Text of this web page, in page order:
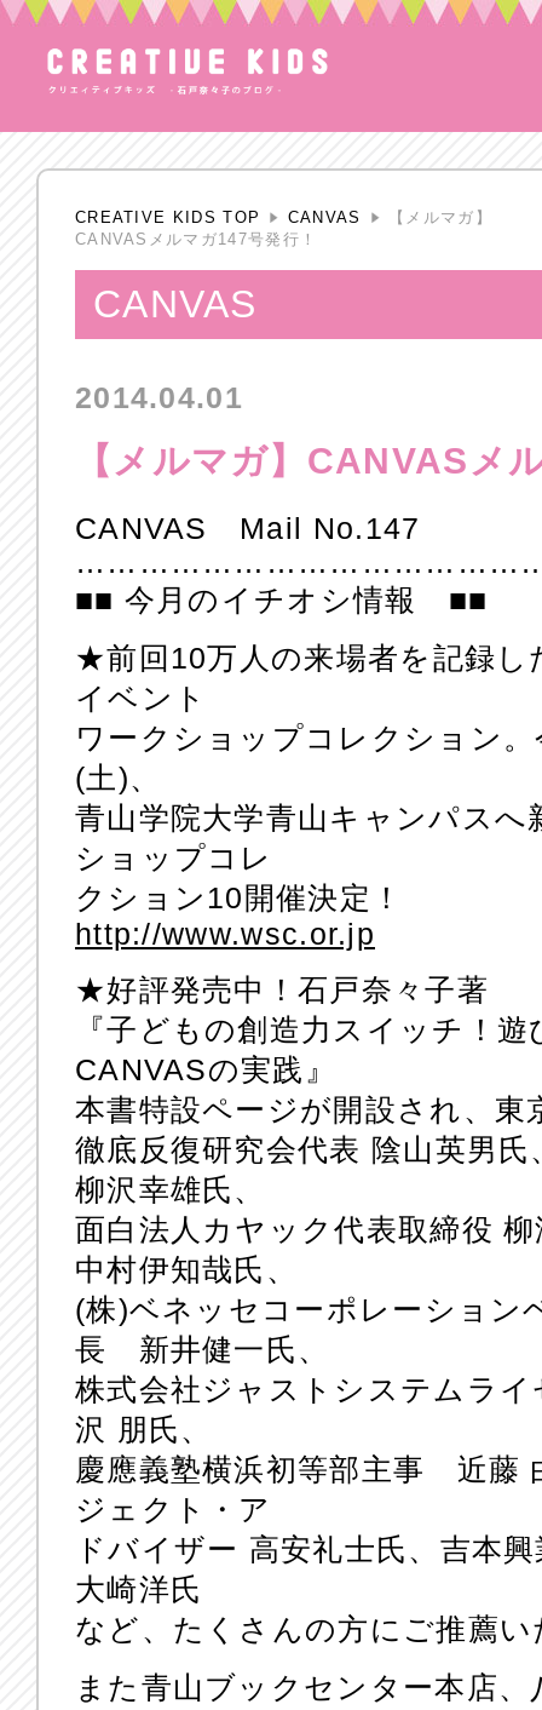
CREATIVE KIDS TOP CANVAS
【メルマガ】
CANVASメルマガ147号発行！
CANVAS
2014.04.01
【メルマガ】CANVASメ
CANVAS Mail No.147
■■ 今月のイチオシ情報 ■■
★前回10万人の来場者を記録し
イベント
ワークショップコレクション
(土)、
青山学院大学青山キャンパス
ショップコレ
クション10開催決定！
http://www.wsc.or.jp
★好評発売中！石戸奈々子著
『子どもの創造力スイッチ！
CANVASの実践』
本書特設ページが開設され、東
徹底反復研究会代表 陰山英男
柳沢幸雄氏、
面白法人カヤック代表取締役
中村伊知哉氏、
(株)ベネッセコーポレーション
長 新井健一氏、
株式会社ジャストシステムラ
沢 朋氏、
慶應義塾横浜初等部主事 近藤
ジェクト・ア
ドバイザー 高安礼士氏、吉本
大崎洋氏
など、たくさんの方にご推薦
また青山ブックセンター本店